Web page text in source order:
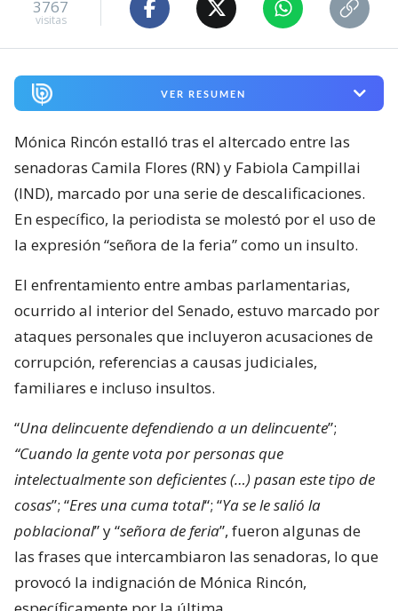
3767
visitas
VER RESUMEN
Mónica Rincón estalló tras el altercado entre las
senadoras Camila Flores (RN) y Fabiola Campillai
(IND), marcado por una serie de descalificaciones.
En específico, la periodista se molestó por el uso de
la expresión “señora de la feria” como un insulto.
El enfrentamiento entre ambas parlamentarias,
ocurrido al interior del Senado, estuvo marcado por
ataques personales que incluyeron acusaciones de
corrupción, referencias a causas judiciales,
familiares e incluso insultos.
“Una delincuente defendiendo a un delincuente”;
“Cuando la gente vota por personas que
intelectualmente son deficientes (…) pasan este tipo de
cosas”; “Eres una cuma total“; “Ya se le salió la
poblacional” y “señora de feria”, fueron algunas de
las frases que intercambiaron las senadoras, lo que
provocó la indignación de Mónica Rincón,